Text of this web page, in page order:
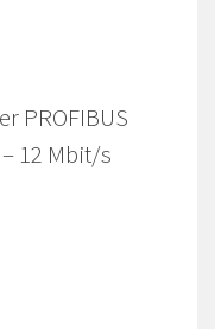
PROFIBUS
12 Mbit/s